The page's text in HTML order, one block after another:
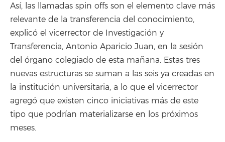
Así, las llamadas spin offs son el elemento clave más
relevante de la transferencia del conocimiento,
explicó el vicerrector de Investigación y
Transferencia, Antonio Aparicio Juan, en la sesión
del órgano colegiado de esta mañana. Estas tres
nuevas estructuras se suman a las seis ya creadas en
la institución universitaria, a lo que el vicerrector
agregó que existen cinco iniciativas más de este
tipo que podrían materializarse en los próximos
meses.